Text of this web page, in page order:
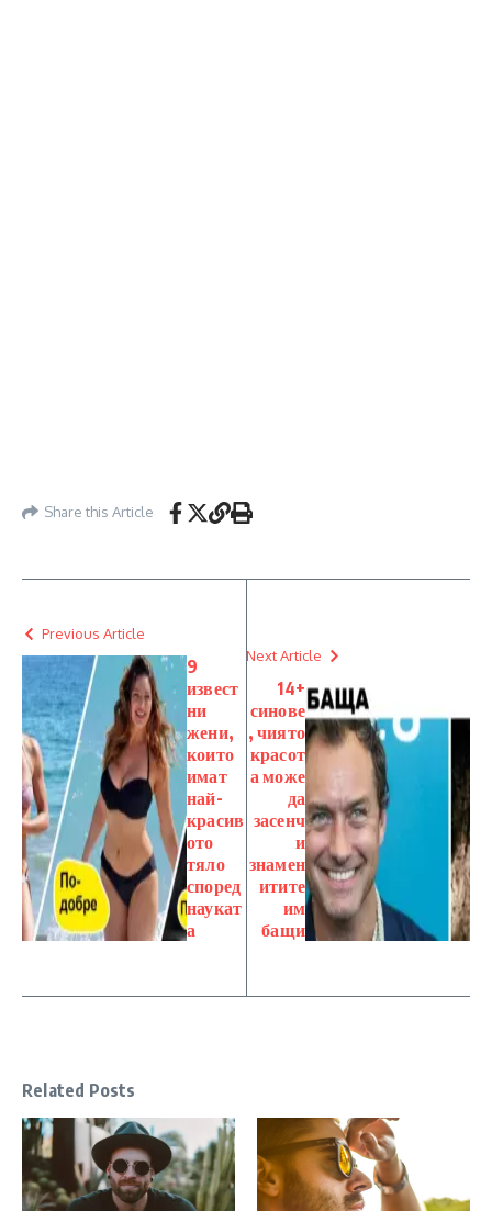
Share this Article
Previous Article
9
извест
ни
жени,
които
имат
най-
красив
ото
тяло
според
наукат
а
Next Article
14+
синове
, чиято
красот
а може
да
засенч
и
знамен
итите
им
бащи
Related Posts